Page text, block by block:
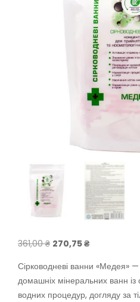
361,00₴ Оригінальна
361,00 ₴.
270,75₴Поточна
270,75 ₴.
Сірководневі ванни «Медея»
домашніх мінеральних ванн із
водних процедур, догляду за